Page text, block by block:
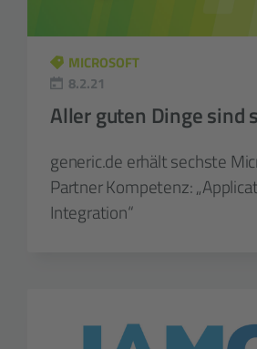
MICROSOFT
8.2.21
Aller guten Dinge sind
generic.de erhält sechste
Partner Kompetenz:
Integration“